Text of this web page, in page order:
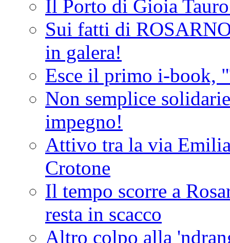
Il Porto di Gioia
Sui fatti di
in galera!
Esce il primo i-book,
Non semplice
impegno!
Attivo tra la via
Crotone
Il tempo scorre a
resta in scacco
Altro colpo alla